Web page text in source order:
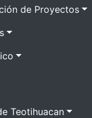
de Proyectos
Teotihuacan